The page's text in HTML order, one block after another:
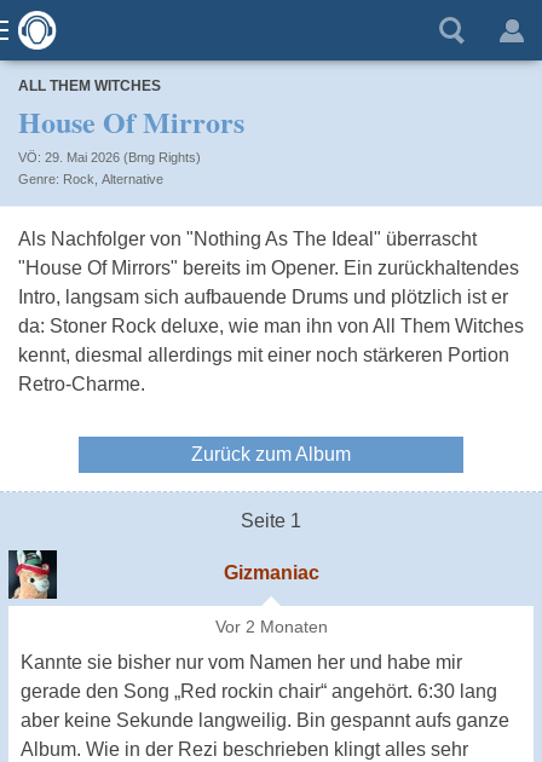
ALL THEM WITCHES
House Of Mirrors
VÖ: 29. Mai 2026 (Bmg Rights)
Rock Alternative
Als Nachfolger von "Nothing As The Ideal" überrascht
"House Of Mirrors" bereits im Opener. Ein zurückhaltendes
Intro, langsam sich aufbauende Drums und plötzlich ist er
da: Stoner Rock deluxe, wie man ihn von All Them Witches
kennt, diesmal allerdings mit einer noch stärkeren Portion
Retro-Charme.
Zurück zum Album
Seite 1
Gizmaniac
Vor 2 Monaten
Kannte sie bisher nur vom Namen her und habe mir
gerade den Song „Red rockin chair“ angehört. 6:30 lang
aber keine Sekunde langweilig. Bin gespannt aufs ganze
Album. Wie in der Rezi beschrieben klingt alles sehr